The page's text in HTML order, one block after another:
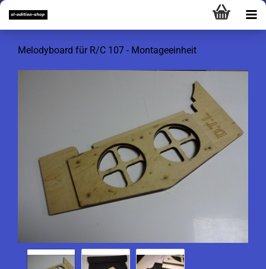
Melodyboard für R/C 107 - Montageeinheit